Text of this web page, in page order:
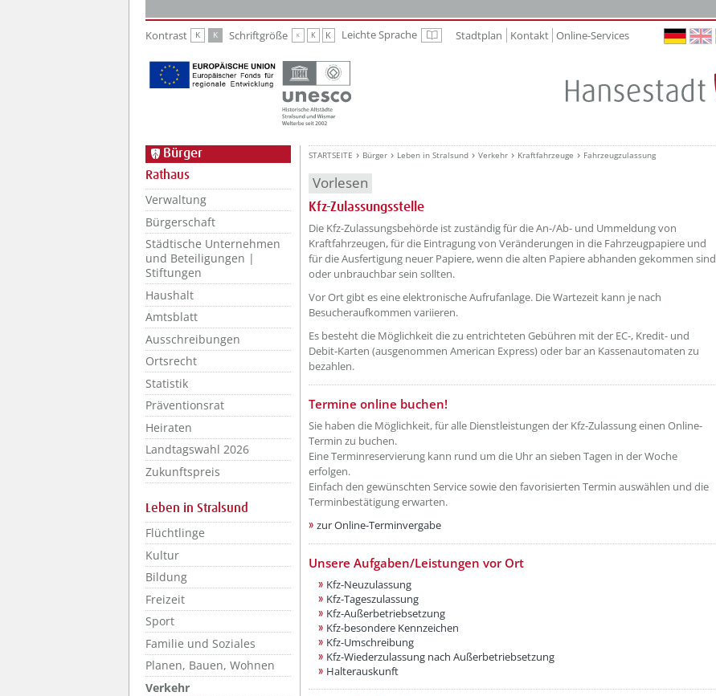
Kontrast K K Schriftgröße K K K Leichte Sprache Leichte Sprache
Stadtplan Kontakt Online-Services
Bürger
Rathaus
Verwaltung
Bürgerschaft
Städtische Unternehmen
und Beteiligungen |
Stiftungen
Haushalt
Amtsblatt
Ausschreibungen
Ortsrecht
Statistik
Präventionsrat
Heiraten
Landtagswahl 2026
Zukunftspreis
Leben in Stralsund
Flüchtlinge
Kultur
Bildung
Freizeit
Sport
Familie und Soziales
Planen, Bauen, Wohnen
Verkehr
STARTSEITE Bürger Leben in Stralsund Verkehr Kraftfahrzeuge Fahrzeugzulassung
Vorlesen
Kfz-Zulassungsstelle
??? absaetzeOben[1]/titel ???
Die Kfz-Zulassungsbehörde ist zuständig für die An-/Ab- und Ummeldung von
Kraftfahrzeugen, für die Eintragung von Veränderungen in die Fahrzeugpapiere und
für die Ausfertigung neuer Papiere, wenn die alten Papiere abhanden gekommen sind
oder unbrauchbar sein sollten.
Vor Ort gibt es eine elektronische Aufrufanlage. Die Wartezeit kann je nach
Besucheraufkommen variieren.
Es besteht die Möglichkeit die zu entrichteten Gebühren mit der EC-, Kredit- und
Debit-Karten (ausgenommen American Express) oder bar an Kassenautomaten zu
bezahlen.
??? absaetzeOben[2]/titel ???
Termine online buchen!
Sie haben die Möglichkeit, für alle Dienstleistungen der Kfz-Zulassung einen Online-
Termin zu buchen.
Eine Terminreservierung kann rund um die Uhr an sieben Tagen in der Woche
erfolgen.
Einfach den gewünschten Service sowie den favorisierten Termin auswählen und die
Terminbestätigung erwarten.
zur Online-Terminvergabe
Unsere Aufgaben/Leistungen vor Ort
Kfz-Neuzulassung
Kfz-Tageszulassung
Kfz-Außerbetriebsetzung
Kfz-besondere Kennzeichen
Kfz-Umschreibung
Kfz-Wiederzulassung nach Außerbetriebsetzung
Halterauskunft